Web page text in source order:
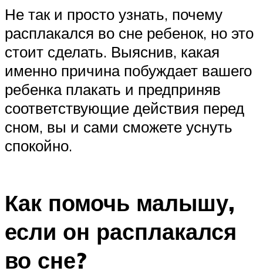
Не так и просто узнать, почему
расплакался во сне ребенок, но это
стоит сделать. Выяснив, какая
именно причина побуждает вашего
ребенка плакать и предприняв
соответствующие действия перед
сном, вы и сами сможете уснуть
спокойно.
Как помочь малышу,
если он расплакался
во сне?